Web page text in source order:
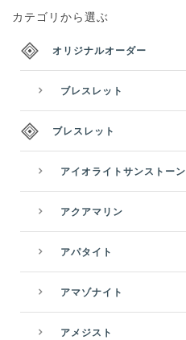
カテゴリから選ぶ
オリジナルオーダー
ブレスレット
ブレスレット
アイオライトサンストーン
アクアマリン
アパタイト
アマゾナイト
アメジスト